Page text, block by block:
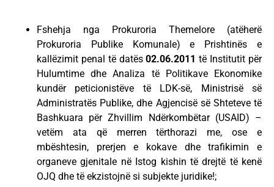
Fshehja nga Prokuroria Themelore (atëherë
Prokuroria Publike Komunale) e Prishtinës e
kallëzimit penal të datës02.06.2011 të Institutit për
Hulumtime dhe Analiza të Politikave Ekonomike
kundër peticionistëve të LDK-së, Ministrisë së
Administratës Publike, dhe Agjencisë së Shteteve të
Bashkuara për Zhvillim Ndërkombëtar (USAID) –
vetëm ata që merren tërthorazi me, ose e
mbështesin, prerjen e kokave dhe trafikimin e
organeve gjenitale në Istog kishin të drejtë të kenë
OJQ dhe të ekzistojnë si subjekte juridike!;